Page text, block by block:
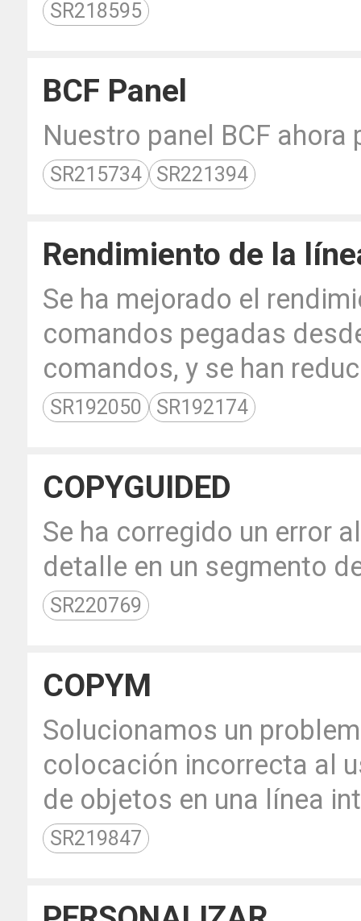
SR218595
BCF Panel
Nuestro panel BCF
SR215734 SR221394
Rendimiento de la
Se ha mejorado el
comandos pegadas
comandos, y se han
SR192050 SR192174
COPYGUIDED
Se ha corregido un error
detalle en un segmento
SR220769
COPYM
Solucionamos un
colocación incorrecta al
de objetos en una línea
SR219847